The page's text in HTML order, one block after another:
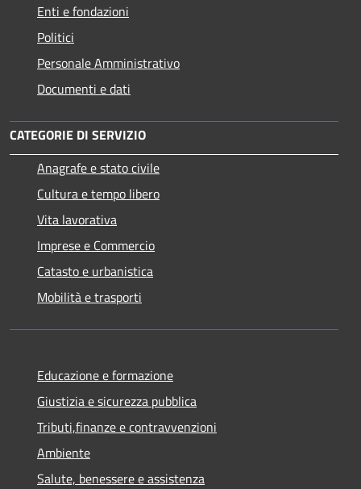
Enti e fondazioni
Politici
Personale Amministrativo
Documenti e dati
CATEGORIE DI SERVIZIO
Anagrafe e stato civile
Cultura e tempo libero
Vita lavorativa
Imprese e Commercio
Catasto e urbanistica
Mobilità e trasporti
Educazione e formazione
Giustizia e sicurezza pubblica
Tributi,finanze e contravvenzioni
Ambiente
Salute, benessere e assistenza